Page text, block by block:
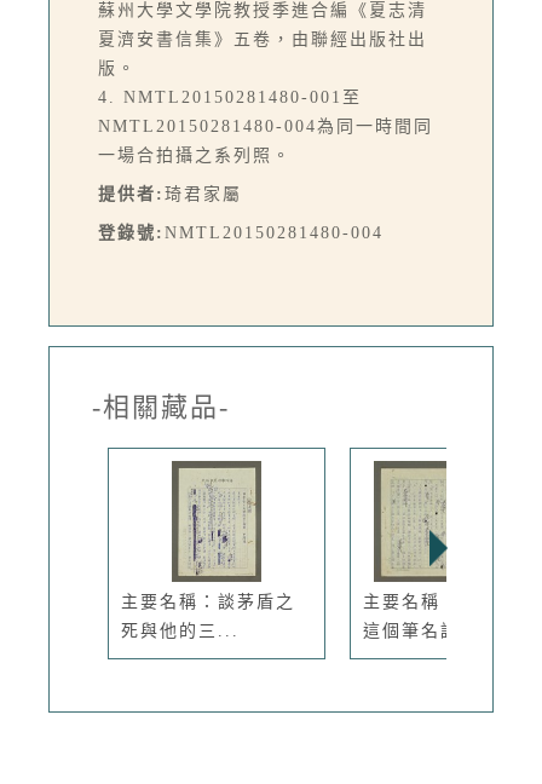
蘇州大學文學院教授季進合編《夏志清
夏濟安書信集》五卷，由聯經出版社出
版。
4. NMTL20150281480-001至
NMTL20150281480-004為同一時間同
一場合拍攝之系列照。
提供者: 琦君家屬
登錄號: NMTL20150281480-004
-相關藏品-
主要名稱：談茅盾之
死與他的三...
主要名稱：從尹雪曼
這個筆名說起